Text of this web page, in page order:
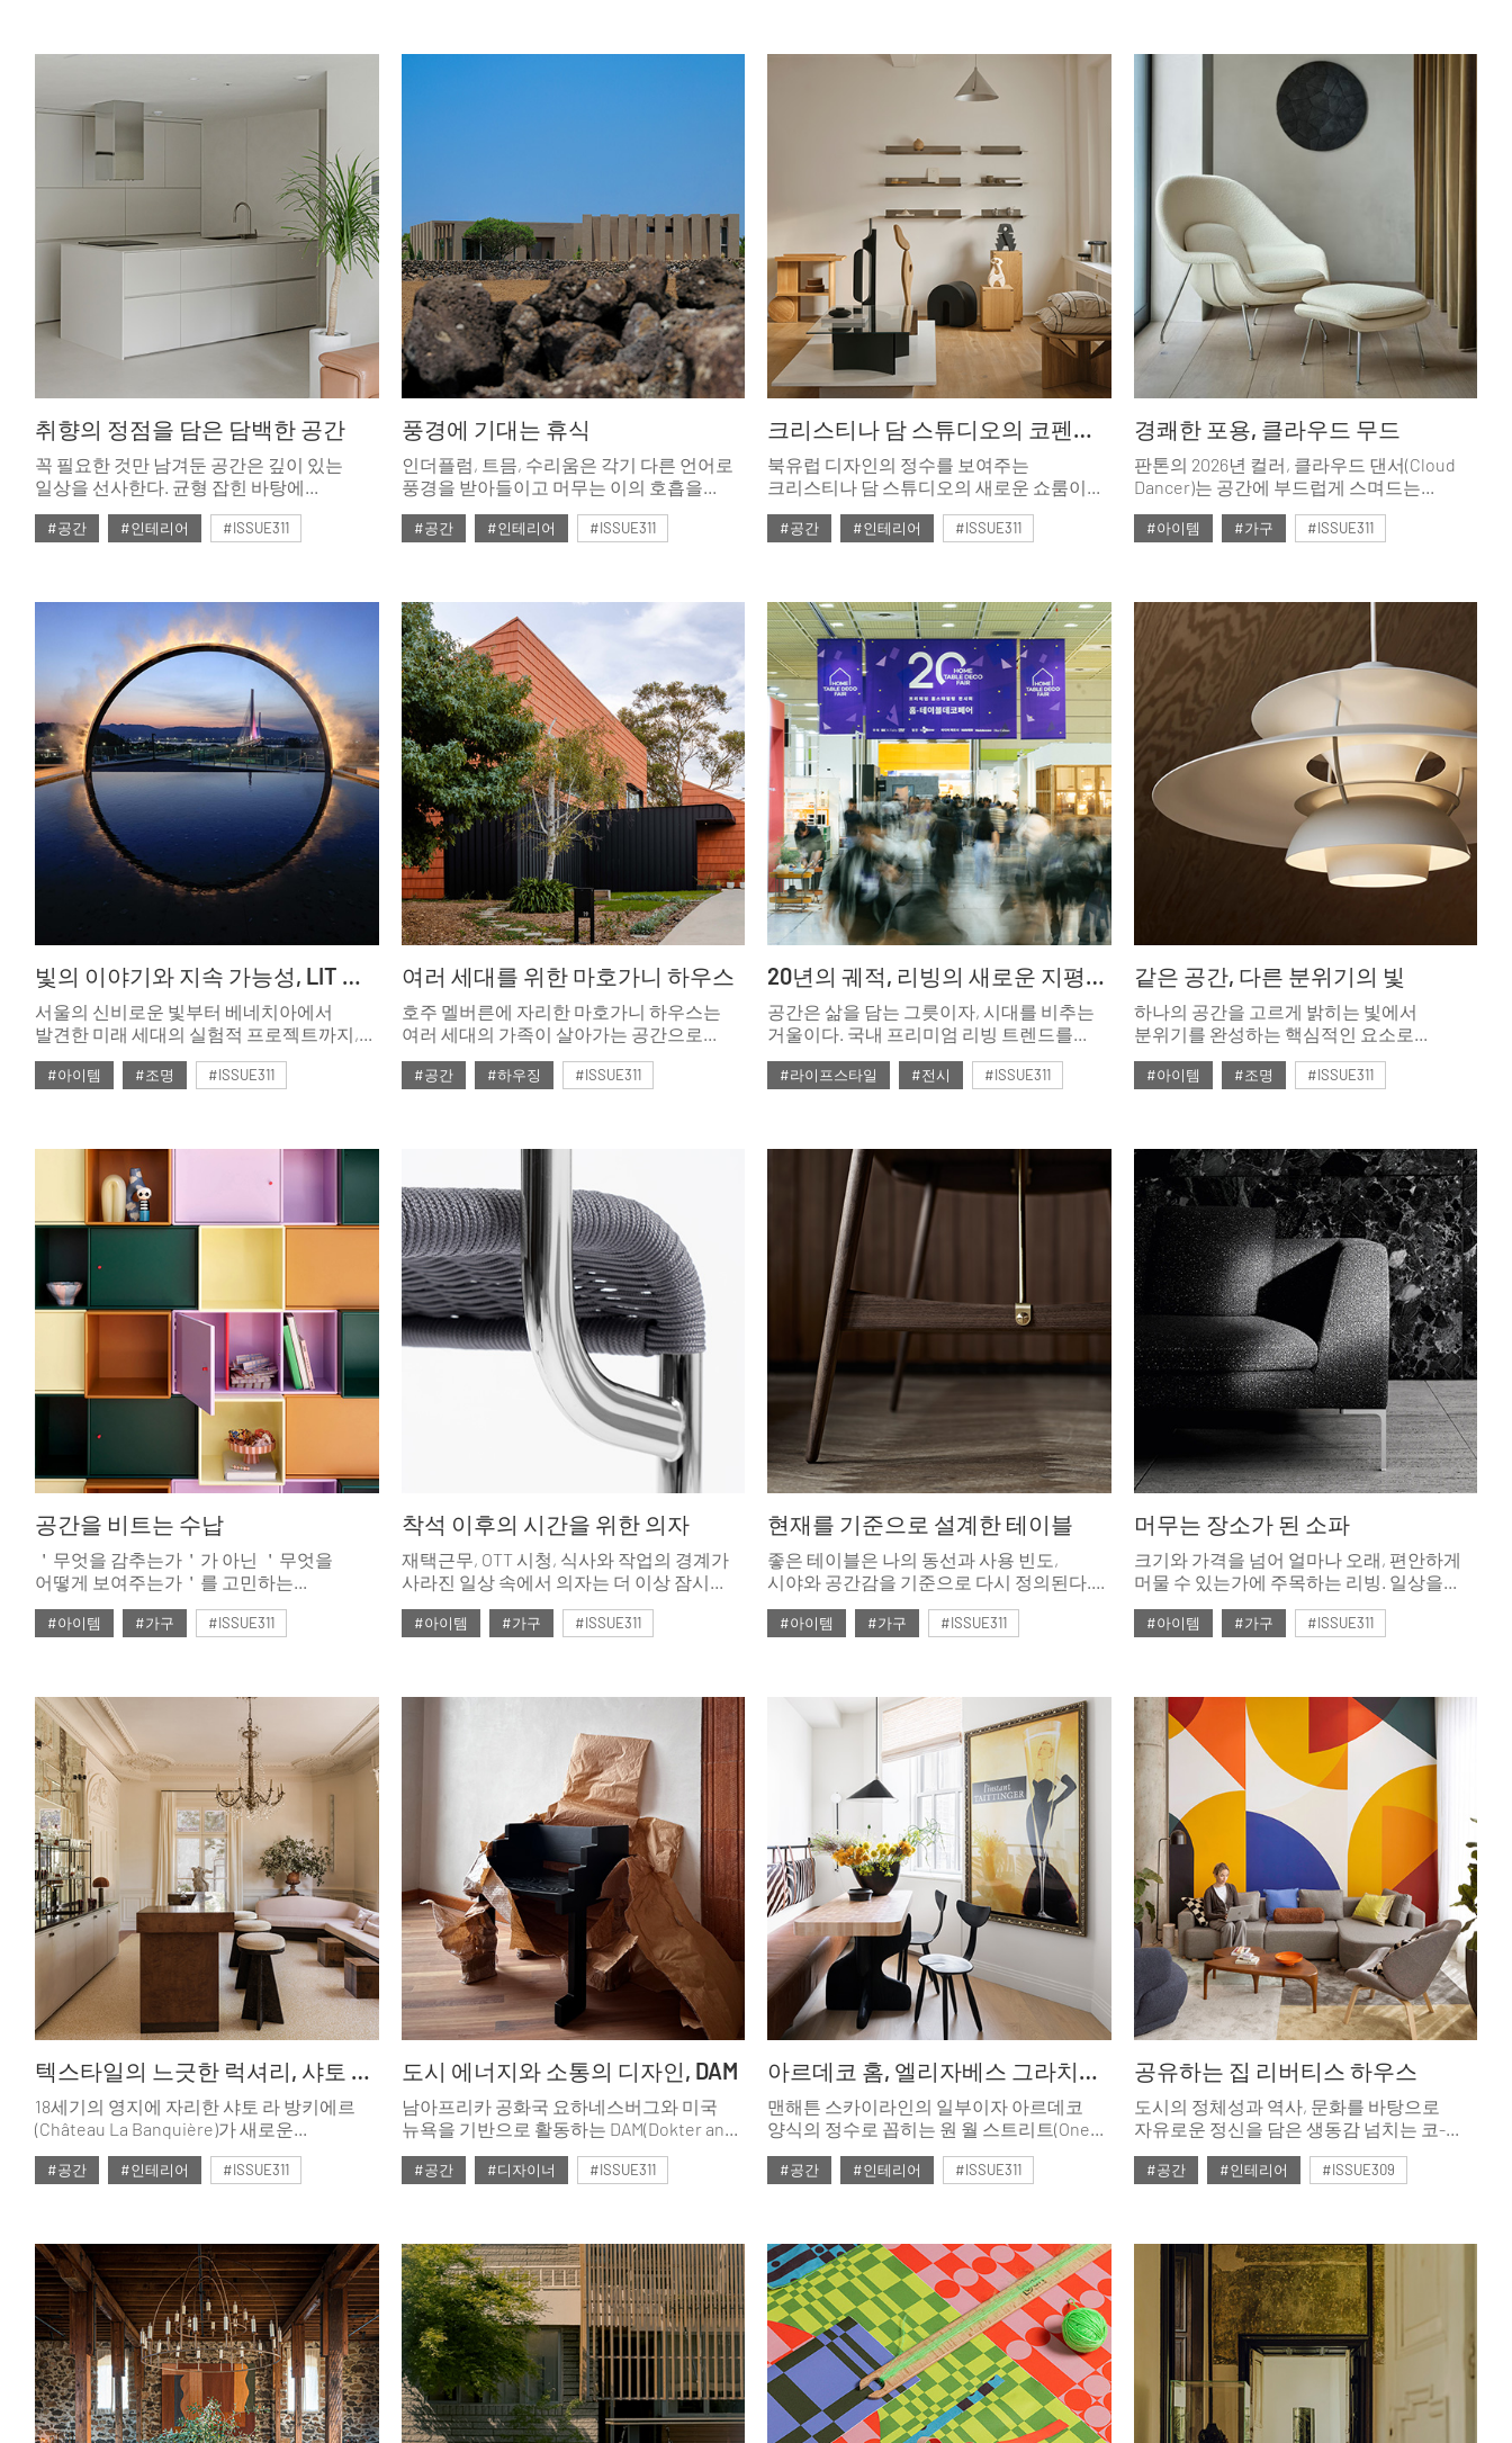
살펴본다.
＇언어의 힘＇을 향해 나아가는 중이다.
가장 좋아하는 그녀만의 ＇집＇에서 여전히
조금씩 헤엄치며 말이다.
취향의 정점을 담은 담백한 공간
꼭 필요한 것만 남겨둔 공간은 깊이 있는
일상을 선사한다. 균형 잡힌 바탕에
구현한 세 식구의 집. 작지만 분명한
#공간 #인테리어
#ISSUE311
풍경에 기대는 휴식
인더플럼, 트믐, 수리움은 각기 다른 언어로
풍경을 받아들이고 머무는 이의 호흡을
경계를 느슨하게 풀어내며, 쉼을 전하는
#공간 #인테리어
#ISSUE311
크리스티나 담 스튜디오의 코펜하겐 뉴 쇼룸
북유럽 디자인의 정수를 보여주는
크리스티나 담 스튜디오의 새로운 쇼룸이
펼치는 무대다.
#공간 #인테리어
#ISSUE311
경쾌한 포용, 클라우드 무드
판톤의 2026년 컬러, 클라우드 댄서(Cloud
Dancer)는 공간에 부드럽게 스며드는
심플한 구조와 볼륨, 유연함을 갖춘 시팅
#아이템 #가구
#ISSUE311
빛의 이야기와 지속 가능성, LIT 라이팅 디자인 어워드
서울의 신비로운 빛부터 베네치아에서
발견한 미래 세대의 실험적 프로젝트까지,
<LIT 라이팅 디자인 어워드 2025>가 전 세계
조명의 창의성과 감각을 말한다.
#아이템 #조명
#ISSUE311
여러 세대를 위한 마호가니 하우스
호주 멜버른에 자리한 마호가니 하우스는
여러 세대의 가족이 살아가는 공간으로
가족과 삶의 소중함을 일깨운다.
#공간 #하우징
#ISSUE311
20년의 궤적, 리빙의 새로운 지평을 열다 <2025 홈·테이블데코페어>
공간은 삶을 담는 그릇이자, 시대를 비추는
거울이다. 국내 프리미엄 리빙 트렌드를
선도해온 <홈·테이블데코페어>가 올해로
성년(成年), 20주년을 맞이했다. 이번 전시는
라이프스타일을 제안하는 거대한
아카이브였다. ‘삶의 풍경’을 주제로 한 특별
기획관부터 세계적인 거장들의 디자인,
그리고 흙의 온기를 전하는 도자 페어까지.
과거와 현재, 미래가 교차하며 리빙의
새로운 이정표를 세운 <2025 홈·
테이블데코페어>의 하이라이트를 전한다.
#라이프스타일 #전시
#ISSUE311
같은 공간, 다른 분위기의 빛
하나의 공간을 고르게 밝히는 빛에서
분위기를 완성하는 핵심적인 요소로
받아들여지는 조명. 시간의 흐름과 정서를
따르는 조명에 관하여.
#아이템 #조명
#ISSUE311
공간을 비트는 수납
＇무엇을 감추는가＇가 아닌 ＇무엇을
어떻게 보여주는가＇를 고민하는
#아이템 #가구
#ISSUE311
착석 이후의 시간을 위한 의자
재택근무, OTT 시청, 식사와 작업의 경계가
사라진 일상 속에서 의자는 더 이상 잠시
오래 버텨야 한다. 디자인만큼 중요한 것은
#아이템 #가구
#ISSUE311
현재를 기준으로 설계한 테이블
좋은 테이블은 나의 동선과 사용 빈도,
시야와 공간감을 기준으로 다시 정의된다.
우선하며 현대인의 기준이 될 테이블이
#아이템 #가구
#ISSUE311
머무는 장소가 된 소파
크기와 가격을 넘어 얼마나 오래, 편안하게
머물 수 있는가에 주목하는 리빙. 일상을
#아이템 #가구
#ISSUE311
텍스타일의 느긋한 럭셔리, 샤토 라 방키에르
18세기의 영지에 자리한 샤토 라 방키에르
(Château La Banquière)가 새로운
텍스타일을 입었다. 건축과 조경,
텍스타일이 고요하고 현대적인 방식으로
#공간 #인테리어
#ISSUE311
도시 에너지와 소통의 디자인, DAM
남아프리카 공화국 요하네스버그와 미국
뉴욕을 기반으로 활동하는 DAM(Dokter and
Misses)은 장소와 대화를 바탕으로 혁신적인
디자인을 이끌어낸다.
#공간 #디자이너
#ISSUE311
아르데코 홈, 엘리자베스 그라치올로
맨해튼 스카이라인의 일부이자 아르데코
양식의 정수로 꼽히는 원 월 스트리트(One
Wall Street). 한 세기 전 경제적 번영의
상징이었던 건축물의 역사적 궤적을
#공간 #인테리어
#ISSUE311
공유하는 집 리버티스 하우스
도시의 정체성과 역사, 문화를 바탕으로
자유로운 정신을 담은 생동감 넘치는 코-
리빙 프로젝트가 완성됐다. 암스테르담을
기반으로 활동하는 디자인 스튜디오,
#공간 #인테리어
#ISSUE309